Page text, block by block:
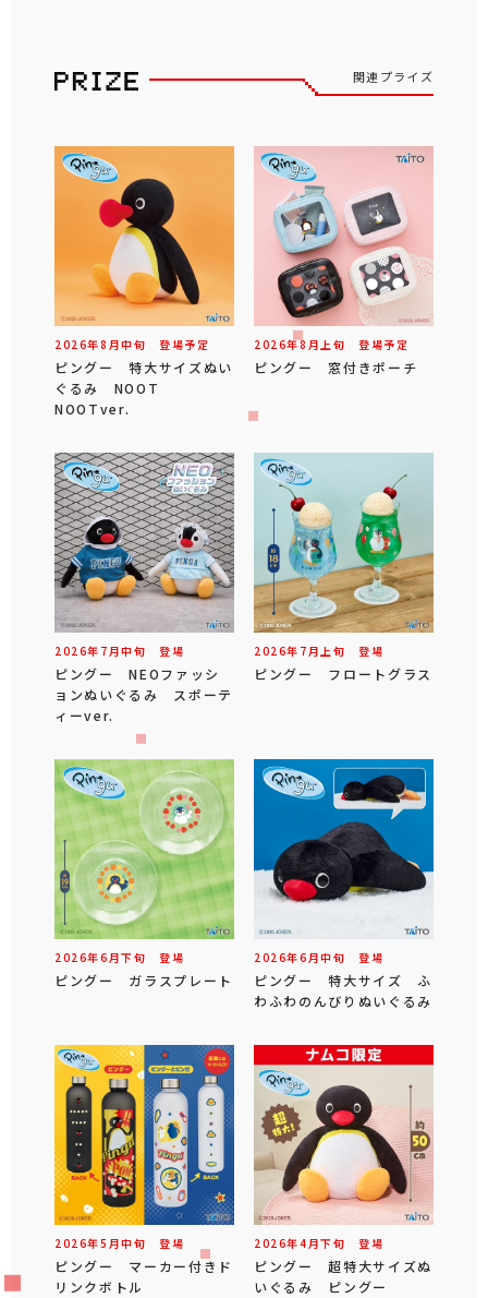
関連プライズ
2026年8 月中旬 登場予定
ピングー 特大サイズぬい
ぐるみ NOOT
NOOTver.
2026年8 月 上旬 登場予定
ピングー 窓付きポーチ
2026年 7 月中旬 登場
ピングー NEOファッシ
ョンぬいぐるみ スポーテ
ィーver.
2026年 7 月 上旬 登場
ピングー フロートグラス
2026年6 月下旬 登場
ピングー ガラスプレート
2026年6 月中旬 登場
ピングー 特大サイズ ふ
わふわのんびりぬいぐるみ
2026年5 月中旬 登場
ピングー マーカー付きド
リンクボトル
2026年4 月下旬 登場
ピングー 超特大サイズぬ
いぐるみ ピングー